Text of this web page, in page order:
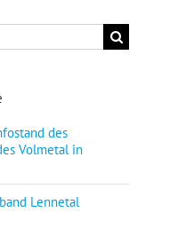
des
Volmetal in
Lennetal